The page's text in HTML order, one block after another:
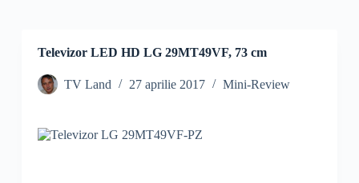
Televizor LED HD LG 29MT49VF, 73 cm
TV Land 27 aprilie 2017 Mini-Review